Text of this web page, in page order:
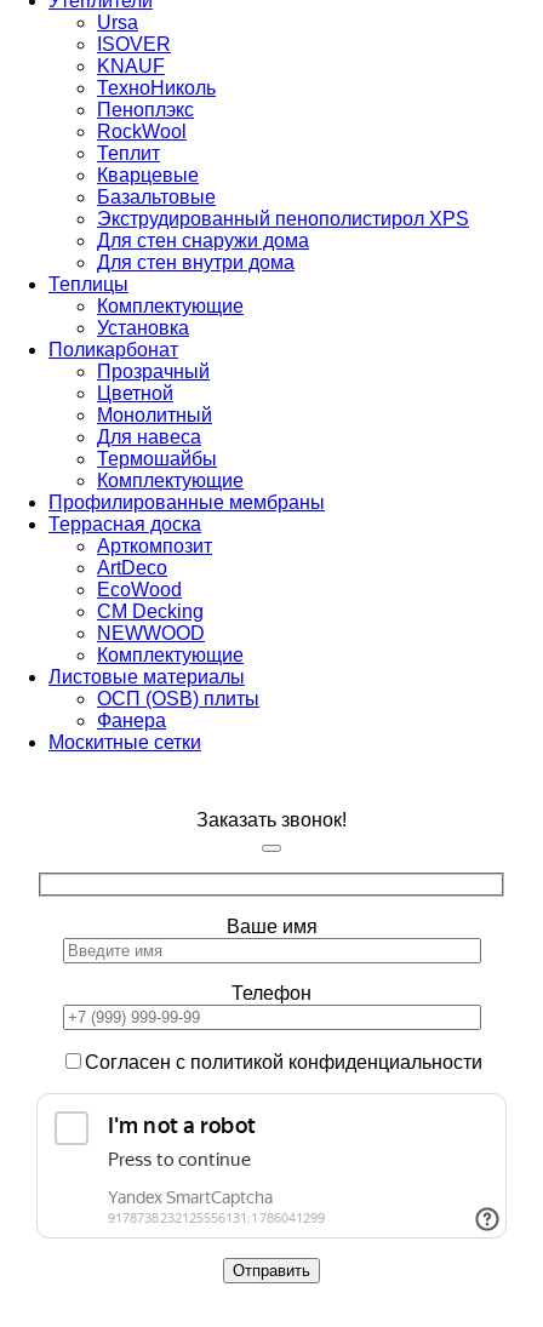
Ursa
ISOVER
KNAUF
ТехноНиколь
Пеноплэкс
RockWool
Теплит
Кварцевые
Базальтовые
Экструдированный пенополистирол XPS
Для стен снаружи дома
Для стен внутри дома
Теплицы
Комплектующие
Установка
Поликарбонат
Прозрачный
Цветной
Монолитный
Для навеса
Термошайбы
Комплектующие
Профилированные мембраны
Террасная доска
Арткомпозит
ArtDeco
EcoWood
CM Decking
NEWWOOD
Комплектующие
Листовые материалы
ОСП (OSB) плиты
Фанера
Москитные сетки
Заказать звонок!
Ваше имя
Телефон
Согласен с политикой конфиденциальности